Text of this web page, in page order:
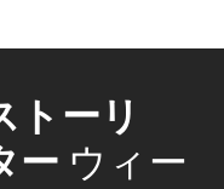
トーリ
ー ウィー